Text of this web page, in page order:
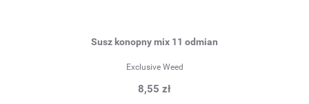
Susz konopny mix 11 odmian
Exclusive Weed
8,55 zł